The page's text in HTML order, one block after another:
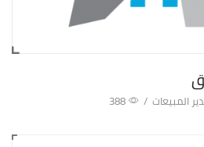
المبيعات /
388